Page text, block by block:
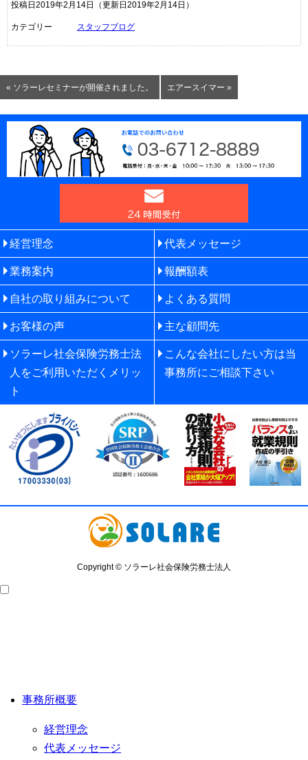
投稿日2019年2月14日 （更新日2019年2月14日）
カテゴリー スタッフブログ
« ソラーレセミナーが開催されました。 エアースイマー »
経営理念 代表メッセージ
業務案内 報酬額表
自社の取り組みについて よくある質問
お客様の声 主な顧問先
ソラーレ社会保険労務士法
人をご利用いただくメリッ
ト
こんな会社にしたい方は当
事務所にご相談下さい
Copyright © ソラーレ社会保険労務士法人
事務所概要
経営理念
代表メッセージ